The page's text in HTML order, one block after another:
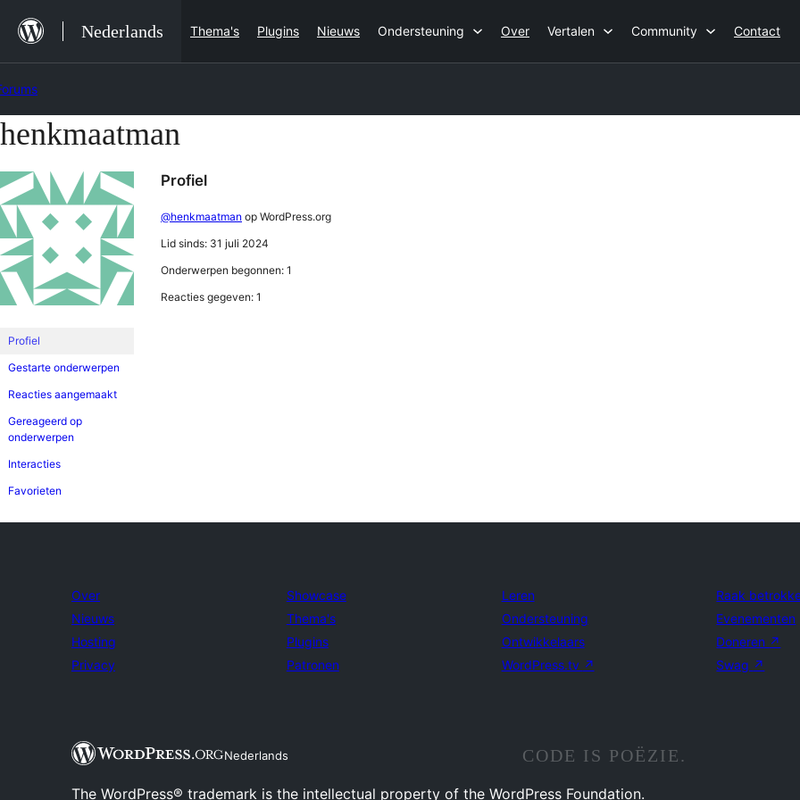
naar
de
inhoud
Nederlands Thema's Plugins Nieuws Ondersteuning Over Vertalen Community Contact
Ga
de
inhoud
henkmaatman
Profiel
Gestarte onderwerpen
Reacties aangemaakt
Gereageerd op
onderwerpen
Interacties
Favorieten
Profiel
@henkmaatman op WordPress.org
Lid sinds: 31 juli 2024
Onderwerpen begonnen: 1
Reacties gegeven: 1
Over
Nieuws
Hosting
Privacy
Showcase
Thema's
Plugins
Patronen
Leren
Ondersteuning
Ontwikkelaars
WordPress.tv ↗
Raak
Evenementen
Doneren ↗
Swag ↗
Nederlands CODE IS POËZIE.
The WordPress® trademark is the intellectual property of the WordPress Foundation.